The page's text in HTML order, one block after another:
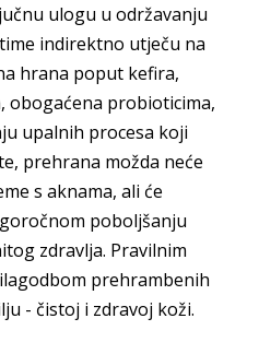
ulogu u održavanju
indirektno utječu na
hrana poput kefira,
obogaćena probioticima,
upalnih procesa koji
prehrana možda neće
s aknama, ali će
poboljšanju
zdravlja. Pravilnim
prehrambenih
- čistoj i zdravoj koži.